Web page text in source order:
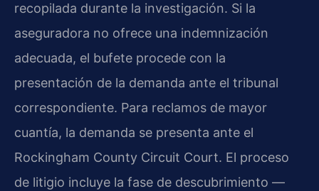
recopilada durante la investigación. Si la
aseguradora no ofrece una indemnización
adecuada, el bufete procede con la
presentación de la demanda ante el tribunal
correspondiente. Para reclamos de mayor
cuantía, la demanda se presenta ante el
Rockingham County Circuit Court. El proceso
de litigio incluye la fase de descubrimiento —